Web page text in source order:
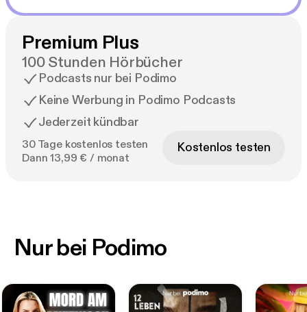
Premium Plus
100 Stunden Hörbücher
Podcasts nur bei Podimo
Keine Werbung in Podimo Podcasts
Jederzeit kündbar
30 Tage kostenlos testen
Dann 13,99 € / monat
Kostenlos testen
Nur bei Podimo